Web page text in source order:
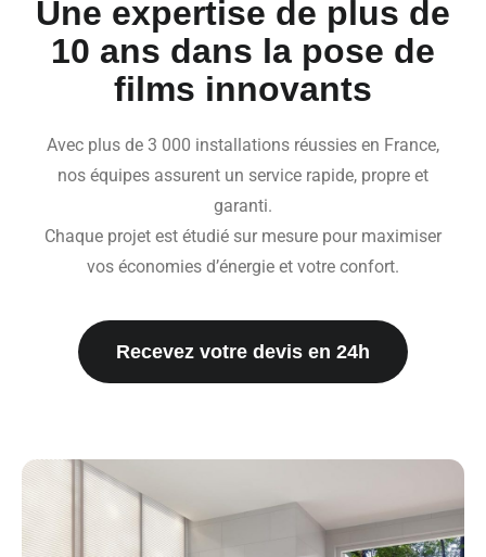
Une expertise de plus de
10 ans dans la pose de
films innovants
Avec plus de 3 000 installations réussies en France,
nos équipes assurent un service rapide, propre et
garanti.
Chaque projet est étudié sur mesure pour maximiser
vos économies d’énergie et votre confort.
Recevez votre devis en 24h